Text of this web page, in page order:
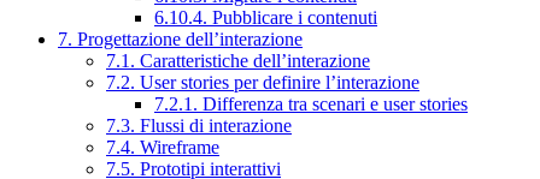
6.10.4. Pubblicare i contenuti
7. Progettazione dell’interazione
7.1. Caratteristiche dell’interazione
7.2. User stories per definire l’interazione
7.2.1. Differenza tra scenari e user stories
7.3. Flussi di interazione
7.4. Wireframe
7.5. Prototipi interattivi